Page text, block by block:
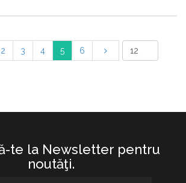
2 3 4 5 6
te la Newsletter pentru
noutăţi.